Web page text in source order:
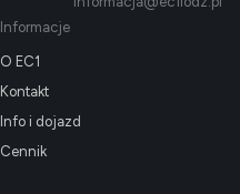
Informacje
O EC1
Kontakt
Info i dojazd
Cennik